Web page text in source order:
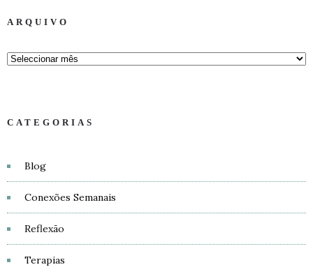
ARQUIVO
CATEGORIAS
Blog
Conexões Semanais
Reflexão
Terapias